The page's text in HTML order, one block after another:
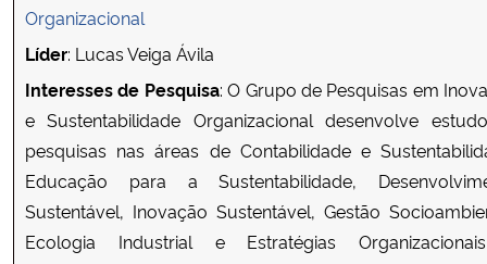
Organizacional
Líder: Lucas Veiga Ávila
Interesses de Pesquisa: O Grupo de Pesquisas em
e Sustentabilidade Organizacional desenvolve
pesquisas nas áreas de Contabilidade e
Educação para a Sustentabilidade,
Sustentável, Inovação Sustentável, Gestão
Ecologia Industrial e Estratégias